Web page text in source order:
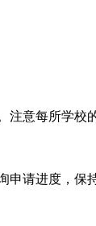
意每所学校
请进度，